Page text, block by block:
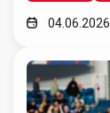
04.06.2026